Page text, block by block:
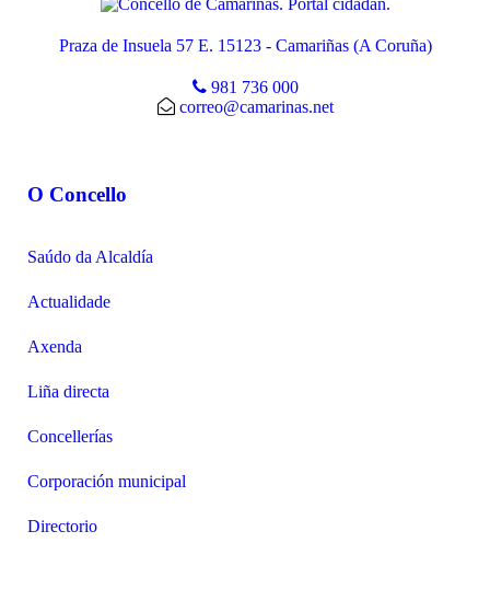
Praza de Insuela 57 E. 15123 - Camariñas (A Coruña)
981 736 000
correo@camarinas.net
O Concello
Saúdo da Alcaldía
Actualidade
Axenda
Liña directa
Concellerías
Corporación municipal
Directorio